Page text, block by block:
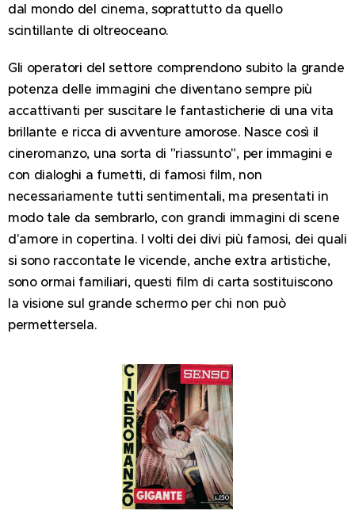
dal mondo del cinema, soprattutto da quello
scintillante di oltreoceano.
Gli operatori del settore comprendono subito la grande
potenza delle immagini che diventano sempre più
accattivanti per suscitare le fantasticherie di una vita
brillante e ricca di avventure amorose. Nasce così il
cineromanzo, una sorta di "riassunto", per immagini e
con dialoghi a fumetti, di famosi film, non
necessariamente tutti sentimentali, ma presentati in
modo tale da sembrarlo, con grandi immagini di scene
d'amore in copertina. I volti dei divi più famosi, dei quali
si sono raccontate le vicende, anche extra artistiche,
sono ormai familiari, questi film di carta sostituiscono
la visione sul grande schermo per chi non può
permettersela.